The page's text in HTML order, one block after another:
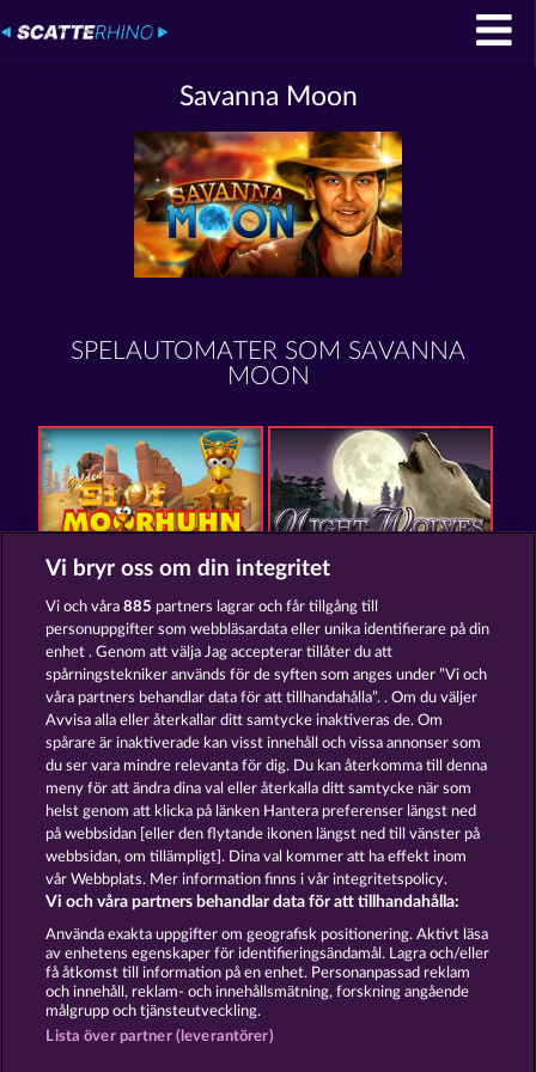
Savanna Moon
SPELAUTOMATER SOM SAVANNA
MOON
Golden Ei of Moorhuhn Night Wolves
Majestic King Beautiful Nature
Användarvillkor Sekretesspolicy Avtryck
Om Företaget FAQ
Skicka in en begäran om att ångra köpet
Vi bryr oss om din integritet
Vi och våra885 partners lagrar och får tillgång till
personuppgifter som webbläsardata eller unika identifierare på din
enhet . Genom att välja Jag accepterar tillåter du att
spårningstekniker används för de syften som anges under ”Vi och
våra partners behandlar data för att tillhandahålla”. . Om du väljer
Avvisa alla eller återkallar ditt samtycke inaktiveras de. Om
spårare är inaktiverade kan visst innehåll och vissa annonser som
du ser vara mindre relevanta för dig. Du kan återkomma till denna
meny för att ändra dina val eller återkalla ditt samtycke när som
helst genom att klicka på länken Hantera preferenser längst ned
på webbsidan [eller den flytande ikonen längst ned till vänster på
webbsidan, om tillämpligt]. Dina val kommer att ha effekt inom
vår Webbplats. Mer information finns i vår integritetspolicy.
Vi och våra partners behandlar data för att tillhandahålla:
Använda exakta uppgifter om geografisk positionering. Aktivt läsa
av enhetens egenskaper för identifieringsändamål. Lagra och/eller
få åtkomst till information på en enhet. Personanpassad reklam
och innehåll, reklam- och innehållsmätning, forskning angående
målgrupp och tjänsteutveckling.
Lista över partner (leverantörer)